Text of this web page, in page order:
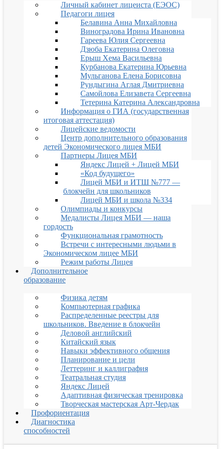
Личный кабинет лицеиста (ЕЭОС)
Педагоги лицея
Белавина Анна Михайловна
Виноградова Ирина Ивановна
Гареева Юлия Сергеевна
Дзюба Екатерина Олеговна
Ерыш Хема Васильевна
Курбанова Екатерина Юрьевна
Мульганова Елена Борисовна
Рундыгина Аглая Дмитриевна
Самойлова Елизавета Сергеевна
Тетерина Катерина Александровна
Информация о ГИА (государственная
итоговая аттестация)
Лицейские ведомости
Центр дополнительного образования
детей Экономического лицея МБИ
Партнеры Лицея МБИ
Яндекс Лицей + Лицей МБИ
«Код будущего»
Лицей МБИ и ИТШ №777 —
блокчейн для школьников
Лицей МБИ и школа №334
Олимпиады и конкурсы
Медалисты Лицея МБИ — наша
гордость
Функциональная грамотность
Встречи с интересными людьми в
Экономическом лицее МБИ
Режим работы Лицея
Дополнительное
образование
Физика детям
Компьютерная графика
Распределенные реестры для
школьников. Введение в блокчейн
Деловой английский
Китайский язык
Навыки эффективного общения
Планирование и цели
Леттеринг и каллиграфия
Театральная студия
Яндекс Лицей
Адаптивная физическая тренировка
Творческая мастерская Арт-Чердак
Профориентация
Диагностика
способностей